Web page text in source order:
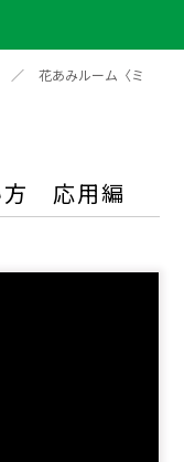
／
花あみルーム〈ミ
方 応用編